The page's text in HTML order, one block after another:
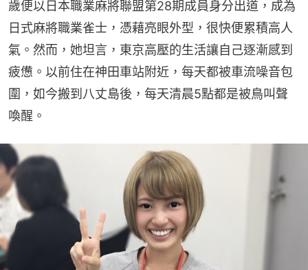
歲便以日本職業麻將聯盟第28期成員身分出道，成為
日式麻將職業雀士，憑藉亮眼外型，很快便累積高人
氣。然而，她坦言，東京高壓的生活讓自己逐漸感到
疲憊。以前住在神田車站附近，每天都被車流噪音包
圍，如今搬到八丈島後，每天清晨5點都是被鳥叫聲
喚醒。